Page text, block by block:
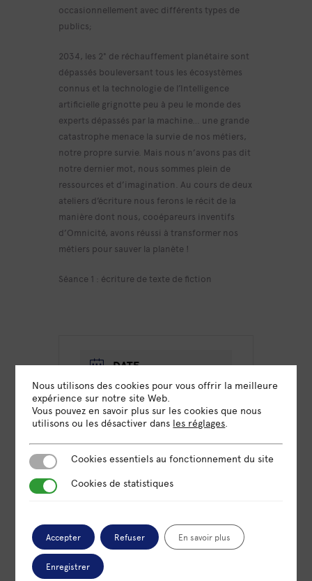
occasionnellement avec différents types de
publics;
2034, les 2° de réchauffement planétaire sont
dépassés bouleversant tous les écosystèmes
connus et la technologie de l’Intelligence
artificielle grignotte peu à peu le monde des
experts dépassés par la machine… une grande
catastrophe menace la survie de nos métiers,
notre propre survie. Mais nous n’avons pas dit
notre dernier mot, nous sommes plein de
ressources et d’imagination. Au cours de deux
ateliers d’écriture nous ferons le récit de la
manière dont nous, cooépareurs inventifs
d’Omnicité, avons réussi à transformer nos
métiers pour sauver la planète !
Séance 1 : écriture de texte de fiction
DATE
22 Jan 2024
Expiré!
18h00 - 20h00
LIEU
CATÉGORIE
Nous utilisons des cookies pour vous offrir la meilleure
expérience sur notre site Web.
Vous pouvez en savoir plus sur les cookies que nous
utilisons ou les désactiver dans les réglages.
Cookies essentiels au fonctionnement du site
Cookies essentiels au fonctionnement du site
Cookies de statistiques
Cookies de statistiques
Accepter Refuser En savoir plus
Enregistrer